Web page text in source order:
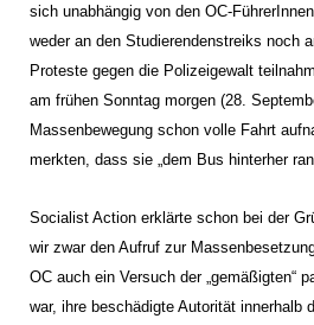
sich unabhängig von den OC-
weder an den Studierendenstreiks noch
Proteste gegen die Polizeigewalt
am frühen Sonntag morgen (28.
Massenbewegung schon volle Fahrt
merkten, dass sie „dem Bus hinterher
Socialist Action erklärte schon bei der
wir zwar den Aufruf zur
OC auch ein Versuch der „gemäßigten“
war, ihre beschädigte Autorität innerhalb